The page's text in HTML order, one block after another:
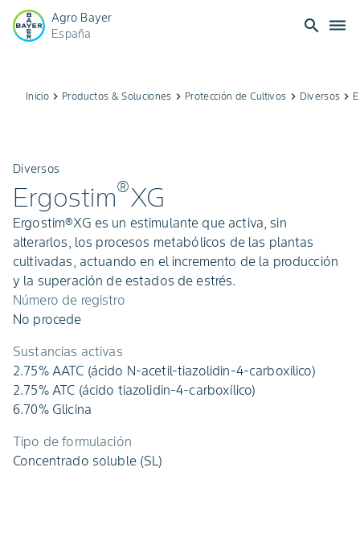
Agro Bayer
España
search dehaze
Inicio keyboard_arrow_right Productos & Soluciones keyboard_arrow_right Protección de Cultivos keyboard_arrow_right Diversos keyboard_arrow_right
Diversos
Ergostim®XG
Ergostim®XG es un estimulante que activa, sin
alterarlos, los procesos metabólicos de las plantas
cultivadas, actuando en el incremento de la producción
y la superación de estados de estrés.
Número de registro
No procede
Sustancias activas
2.75% AATC (ácido N-acetil-tiazolidin-4-carboxílico)
2.75% ATC (ácido tiazolidin-4-carboxílico)
6.70% Glicina
Tipo de formulación
Concentrado soluble (SL)